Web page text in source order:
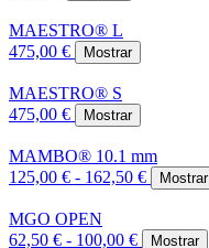
MAESTRO® L
475,00 €
Mostrar
MAESTRO® S
475,00 €
Mostrar
MAMBO® 10.1 mm
125,00 € - 162,50 €
Mostrar
MGO OPEN
62,50 € - 100,00 €
Mostrar